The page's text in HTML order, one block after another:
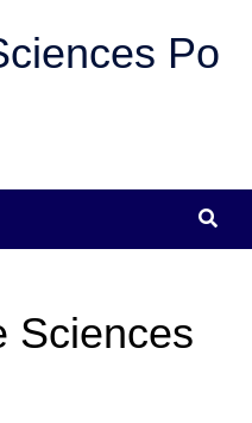
Po
Sciences